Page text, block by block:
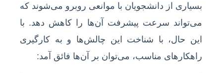
بسیاری از دانشجویان با موانعی روبرو می‌شوند که
می‌تواند سرعت پیشرفت آن‌ها را کاهش دهد. با
این حال، با شناخت این چالش‌ها و به کارگیری
راهکارهای مناسب، می‌توان بر آن‌ها فائق آمد: